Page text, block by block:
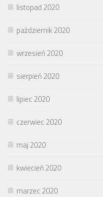
listopad 2020
październik 2020
wrzesień 2020
sierpień 2020
lipiec 2020
czerwiec 2020
maj 2020
kwiecień 2020
marzec 2020